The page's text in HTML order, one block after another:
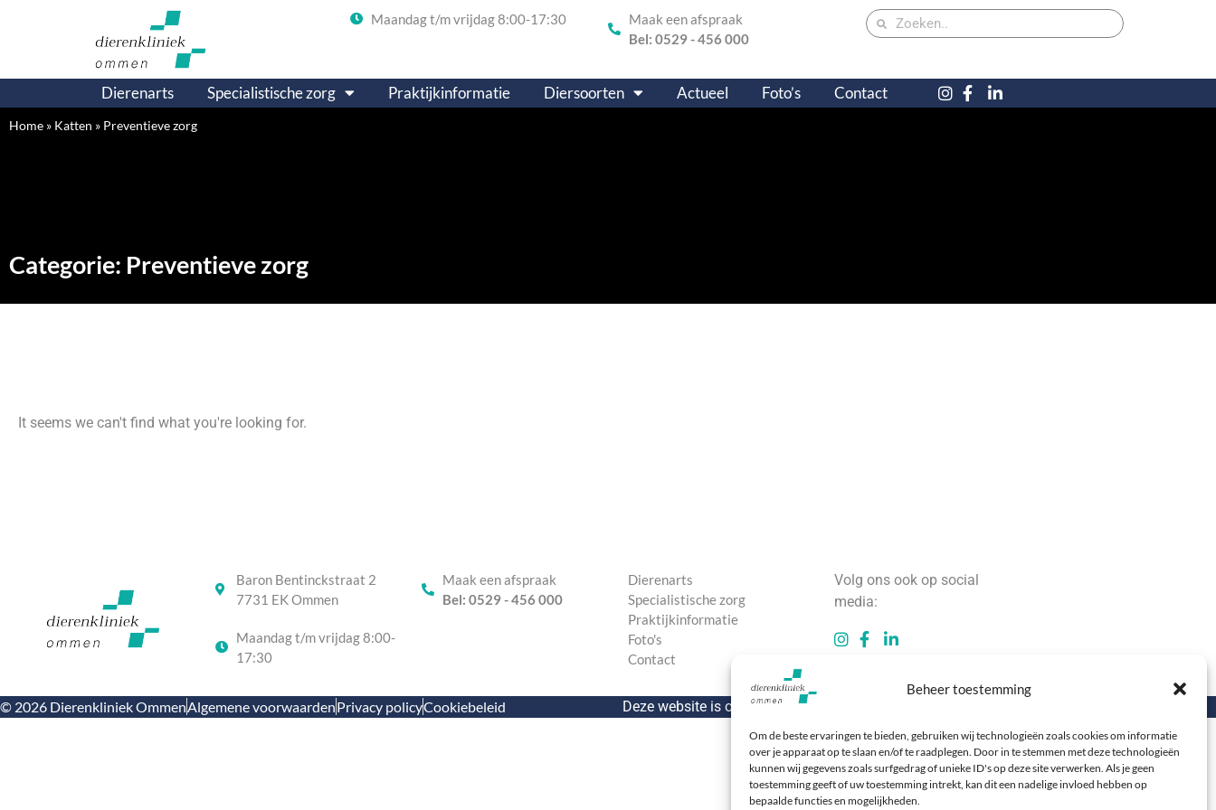
Beheer toestemming
Om de beste ervaringen te bieden, gebruiken wij technologieën zoals cookies om informatie
over je apparaat op te slaan en/of te raadplegen. Door in te stemmen met deze technologieën
kunnen wij gegevens zoals surfgedrag of unieke ID's op deze site verwerken. Als je geen
toestemming geeft of uw toestemming intrekt, kan dit een nadelige invloed hebben op
bepaalde functies en mogelijkheden.
Maandag t/m vrijdag 8:00-17:30
Maak een afspraak
Bel: 0529 - 456 000
Dierenarts Specialistische zorg Praktijkinformatie Diersoorten Actueel Foto’s Contact
Home » Katten » Preventieve zorg
Categorie: Preventieve zorg
It seems we can't find what you're looking for.
Baron Bentinckstraat 2
7731 EK Ommen
Maandag t/m vrijdag 8:00-
17:30
Maak een afspraak
Bel: 0529 - 456 000
Dierenarts
Specialistische zorg
Praktijkinformatie
Foto's
Contact
Volg ons ook op social
media:
© 2026 Dierenkliniek OmmenAlgemene voorwaardenPrivacy policyCookiebeleid Deze website is ontwikkeld door Webzuiver